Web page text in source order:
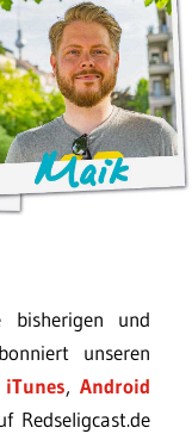
und
unseren
iTunes, Android
Redseligcast.de